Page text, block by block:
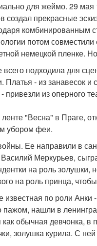
для жеймо. 29 мая
прекрасные
комбинированным
потом
немецкой пленке.
подходила для
- из занавесок и
из оперного
"Весна" в Праге,
убором феи.
Ее направили в
Меркурьев,
на роль
на роль принца,
по роли
пажом, нашли в
обычная девчонка,
золушка курила. С